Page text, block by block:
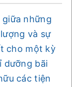
những
và sự
cho một kỳ
dưỡng bãi
các tiện